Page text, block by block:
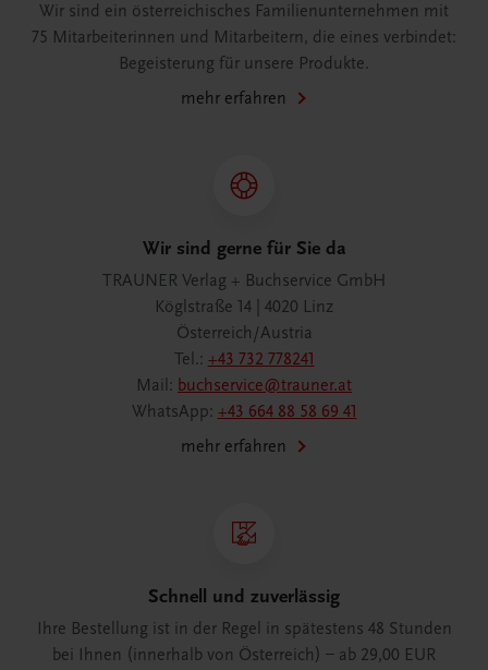
Wir sind ein österreichisches Familienunternehmen mit
75 Mitarbeiterinnen und Mitarbeitern, die eines verbindet:
Begeisterung für unsere Produkte.
mehr erfahren
Wir sind gerne für Sie da
TRAUNER Verlag + Buchservice GmbH
Köglstraße 14 | 4020 Linz
Österreich/Austria
Tel.: +43 732 778241
Mail: buchservice@trauner.at
WhatsApp: +43 664 88 58 69 41
mehr erfahren
Schnell und zuverlässig
Ihre Bestellung ist in der Regel in spätestens 48 Stunden
bei Ihnen (innerhalb von Österreich) – ab 29,00 EUR